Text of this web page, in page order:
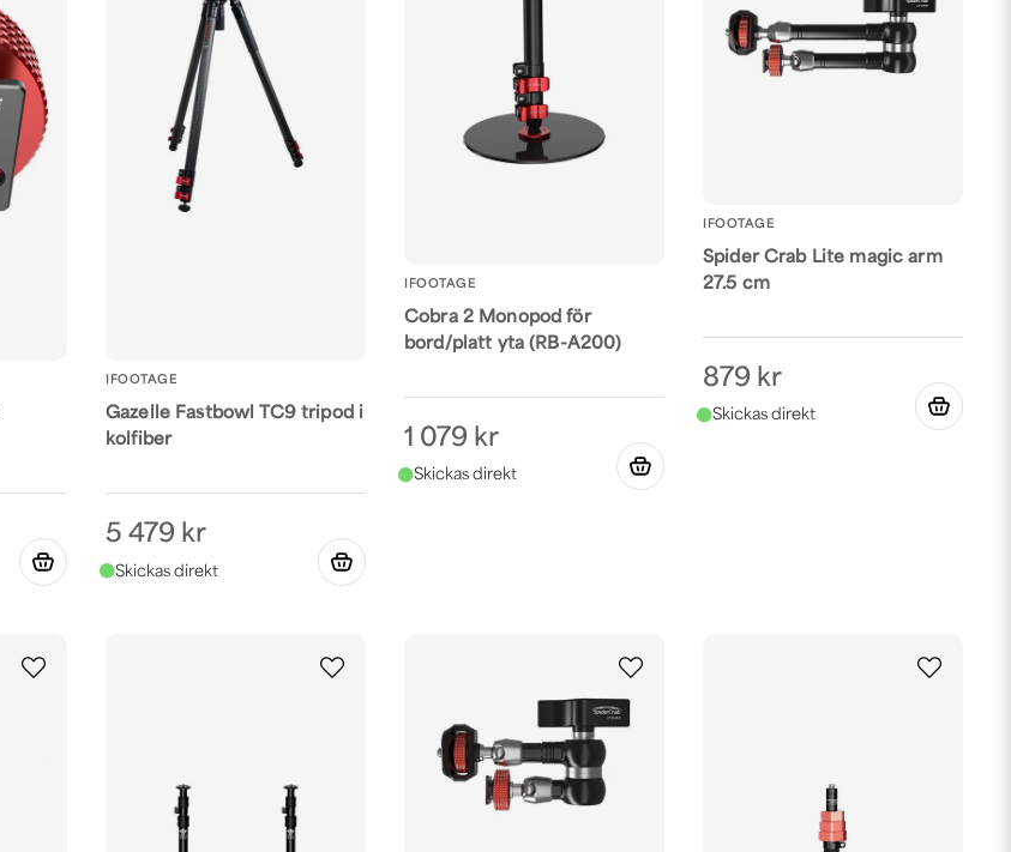
IFOOTAGE
Gazelle Fastbowl TC9 tripod i
kolfiber
5 479 kr
IFOOTAGE
Cobra 2 Monopod för
bord/platt yta (RB-A200)
1 079 kr
IFOOTAGE
Spider Crab Lite magic arm
27.5 cm
879 kr